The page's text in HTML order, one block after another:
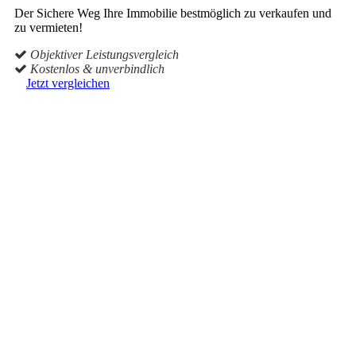
Der Sichere Weg Ihre Immobilie bestmöglich zu verkaufen und
zu vermieten!
Objektiver Leistungsvergleich
Kostenlos & unverbindlich
Jetzt vergleichen